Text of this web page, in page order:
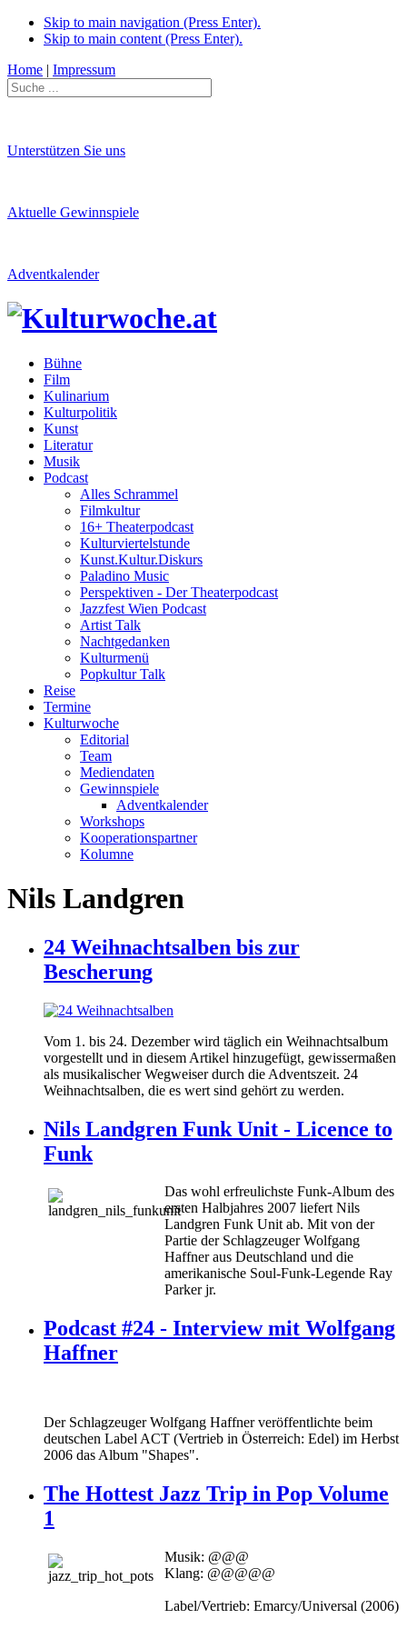
Skip to main navigation (Press Enter).
Skip to main content (Press Enter).
Home | Impressum
Unterstützen Sie uns
Aktuelle Gewinnspiele
Adventkalender
Bühne
Film
Kulinarium
Kulturpolitik
Kunst
Literatur
Musik
Podcast
Alles Schrammel
Filmkultur
16+ Theaterpodcast
Kulturviertelstunde
Kunst.Kultur.Diskurs
Paladino Music
Perspektiven - Der Theaterpodcast
Jazzfest Wien Podcast
Artist Talk
Nachtgedanken
Kulturmenü
Popkultur Talk
Reise
Termine
Kulturwoche
Editorial
Team
Mediendaten
Gewinnspiele
Adventkalender
Workshops
Kooperationspartner
Kolumne
Nils Landgren
24 Weihnachtsalben bis zur
Bescherung
Vom 1. bis 24. Dezember wird täglich ein Weihnachtsalbum
vorgestellt und in diesem Artikel hinzugefügt, gewissermaßen
als musikalischer Wegweiser durch die Adventszeit. 24
Weihnachtsalben, die es wert sind gehört zu werden.
Nils Landgren Funk Unit - Licence to
Funk
Das wohl erfreulichste Funk-Album des
ersten Halbjahres 2007 liefert Nils
Landgren Funk Unit ab. Mit von der
Partie der Schlagzeuger Wolfgang
Haffner aus Deutschland und die
amerikanische Soul-Funk-Legende Ray
Parker jr.
Podcast #24 - Interview mit Wolfgang
Haffner
Der Schlagzeuger Wolfgang Haffner veröffentlichte beim
deutschen Label ACT (Vertrieb in Österreich: Edel) im Herbst
2006 das Album "Shapes".
The Hottest Jazz Trip in Pop Volume
1
Musik: @@@
Klang: @@@@@
Label/Vertrieb: Emarcy/Universal (2006)